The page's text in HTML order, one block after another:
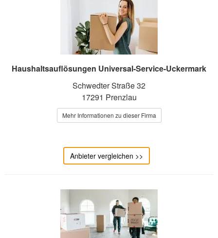
Haushaltsauflösungen Universal-Service-Uckermark
Schwedter Straße 32
17291 Prenzlau
Mehr Informationen zu dieser Firma
Anbieter vergleichen >>